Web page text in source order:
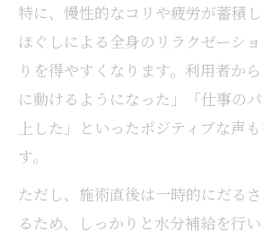
特に、慢性的なコリや疲労が蓄積
ほぐしによる全身のリラクゼーシ
りを得やすくなります。利用者か
に動けるようになった」「仕事の
上した」といったポジティブな声
す。
ただし、施術直後は一時的にだる
るため、しっかりと水分補給を行